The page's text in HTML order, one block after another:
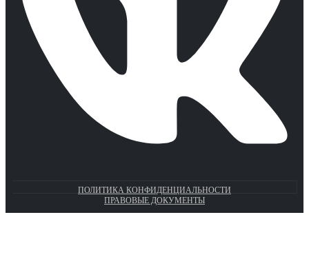
ПОЛИТИКА КОНФИДЕНЦИАЛЬНОСТИ
ПРАВОВЫЕ ДОКУМЕНТЫ